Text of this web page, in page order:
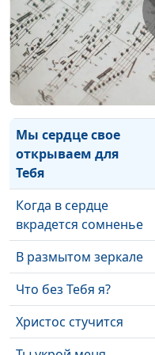
Куреловы)
Ave Maria (И.С. Бах)
Открой глаза
Мы сердце свое
открываем для
Тебя
Когда в сердце
вкрадется сомненье
В размытом зеркале
Что без Тебя я?
Христос стучится